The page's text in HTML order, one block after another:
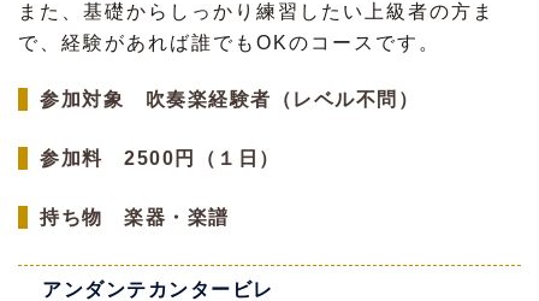
また、基礎からしっかり練習したい上級者の方ま
で、経験があれば誰でもOKのコースです。
参加対象 吹奏楽経験者（レベル不問）
参加料 2500円（１日）
持ち物 楽器・楽譜
アンダンテカンタービレ